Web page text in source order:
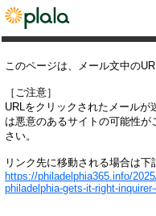
このページは、メール文中の
［ご注意］
URLをクリックされたメール
は悪意のあるサイトの可能性
さい。
リンク先に移動される場合は下
https://philadelphia365.info/
philadelphia-gets-it-right-